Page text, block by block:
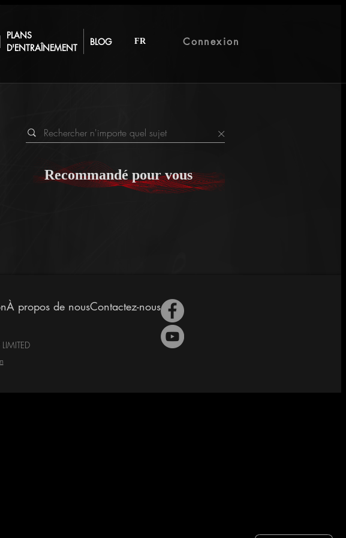
PLANS
D'ENTRAÎNEMENT
BLOG FR Connexion
×
Recommandé pour vous
À propos de nousContactez-nous